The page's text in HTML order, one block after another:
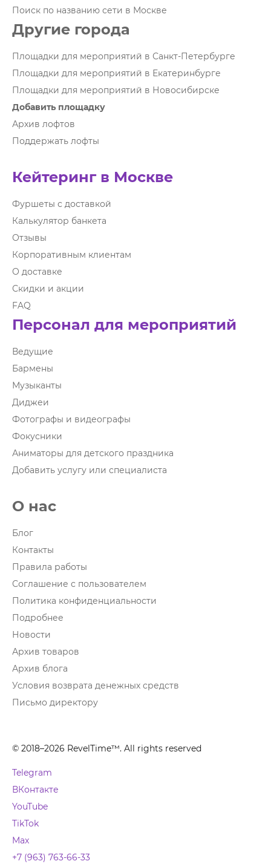
Поиск по названию сети в Москве
Другие города
Площадки для мероприятий в Санкт-Петербурге
Площадки для мероприятий в Екатеринбурге
Площадки для мероприятий в Новосибирске
Добавить площадку
Архив лофтов
Поддержать лофты
Кейтеринг в Москве
Фуршеты с доставкой
Калькулятор банкета
Отзывы
Корпоративным клиентам
О доставке
Скидки и акции
FAQ
Персонал для мероприятий
Ведущие
Бармены
Музыканты
Диджеи
Фотографы и видеографы
Фокусники
Аниматоры для детского праздника
Добавить услугу или специалиста
О нас
Блог
Контакты
Правила работы
Соглашение с пользователем
Политика конфиденциальности
Подробнее
Новости
Архив товаров
Архив блога
Условия возврата денежных средств
Письмо директору
© 2018–2026 RevelTime™. All rights reserved
Telegram
ВКонтакте
YouTube
TikTok
Max
+7 (963) 763-66-33